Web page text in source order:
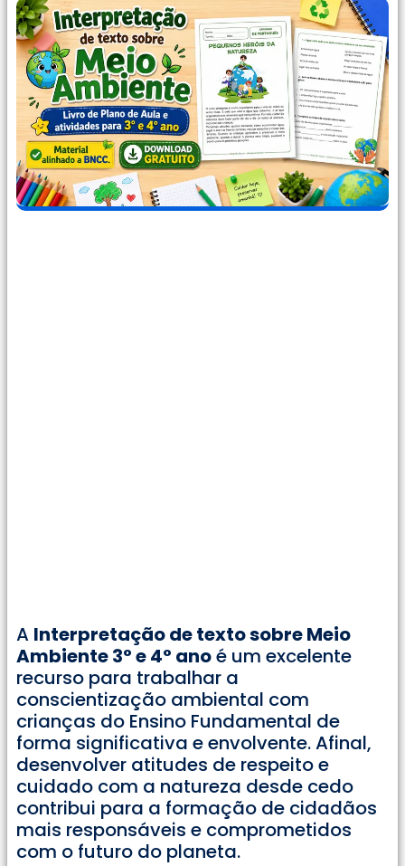
A Interpretação de texto sobre Meio
Ambiente 3° e 4° anoé um excelente
recurso para trabalhar a
conscientização ambiental com
crianças do Ensino Fundamental de
forma significativa e envolvente. Afinal,
desenvolver atitudes de respeito e
cuidado com a natureza desde cedo
contribui para a formação de cidadãos
mais responsáveis e comprometidos
com o futuro do planeta.